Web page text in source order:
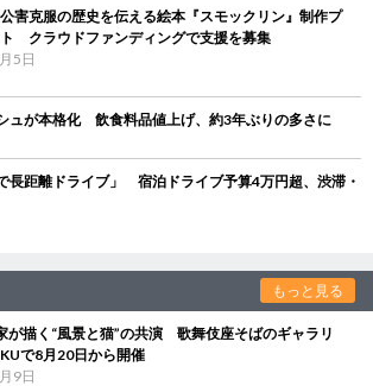
害克服の歴史を伝える絵本『スモックリン』制作プ
クラウドファンディングで支援を募集
5日
ュが本格化 飲食料品値上げ、約3年ぶりの多さに
長距離ドライブ」 宿泊ドライブ予算4万円超、渋滞・
もっと見る
が描く“風景と猫”の共演 歌舞伎座そばのギャラリ
で8月20日から開催
9日